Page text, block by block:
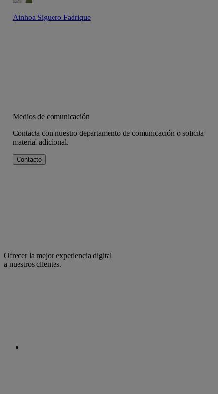
Ainhoa Siguero Fadrique
Medios de comunicación
Contacta con nuestro departamento de comunicación o solicita
material adicional.
Contacto
Ofrecer la mejor experiencia digital
a nuestros clientes.